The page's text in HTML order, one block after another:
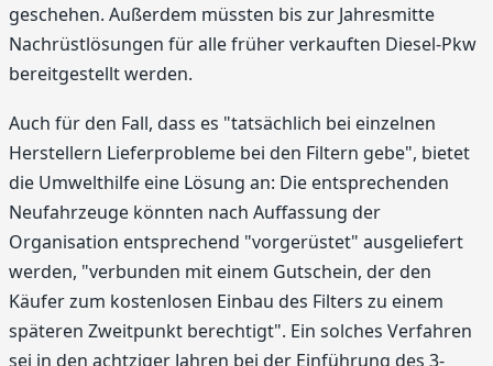
geschehen. Außerdem müssten bis zur Jahresmitte
Nachrüstlösungen für alle früher verkauften Diesel-Pkw
bereitgestellt werden.
Auch für den Fall, dass es "tatsächlich bei einzelnen
Herstellern Lieferprobleme bei den Filtern gebe", bietet
die Umwelthilfe eine Lösung an: Die entsprechenden
Neufahrzeuge könnten nach Auffassung der
Organisation entsprechend "vorgerüstet" ausgeliefert
werden, "verbunden mit einem Gutschein, der den
Käufer zum kostenlosen Einbau des Filters zu einem
späteren Zweitpunkt berechtigt". Ein solches Verfahren
sei in den achtziger Jahren bei der Einführung des 3-